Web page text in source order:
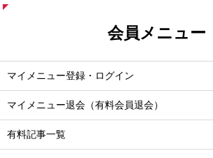
会員メニュー
マイメニュー登録・ログイン
マイメニュー退会（有料会員退会）
有料記事一覧